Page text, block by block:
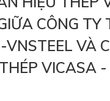
CÔNG TY
VNSTEEL VÀ
VICASA -